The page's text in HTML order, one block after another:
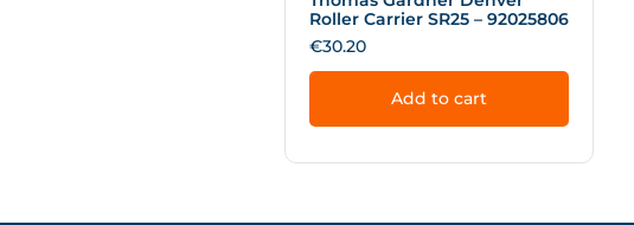
Roller Carrier SR25 – 92025806
€30.20
Add to cart